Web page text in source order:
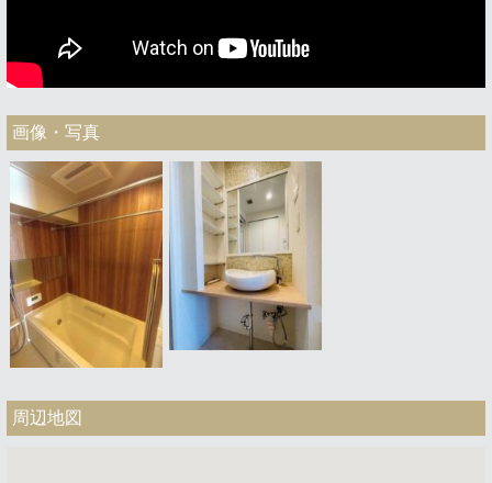
画像・写真
周辺地図